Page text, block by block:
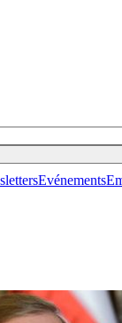
Evénements